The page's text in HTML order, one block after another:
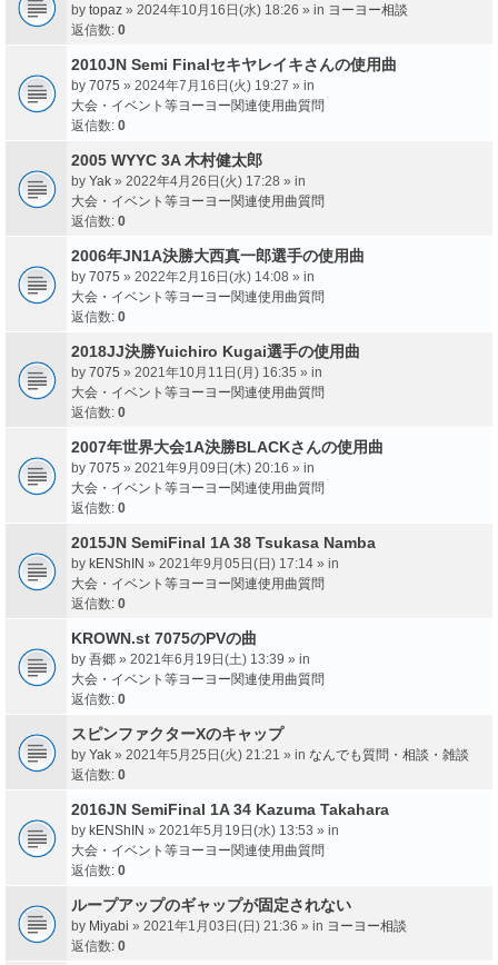
by topaz » 2024年10月16日(水) 18:26 » in ヨーヨー相談
返信数: 0
2010JN Semi Finalセキヤレイキさんの使用曲
by 7075 » 2024年7月16日(火) 19:27 » in
大会・イベント等ヨーヨー関連使用曲質問
返信数: 0
2005 WYYC 3A 木村健太郎
by Yak » 2022年4月26日(火) 17:28 » in
大会・イベント等ヨーヨー関連使用曲質問
返信数: 0
2006年JN1A決勝大西真一郎選手の使用曲
by 7075 » 2022年2月16日(水) 14:08 » in
大会・イベント等ヨーヨー関連使用曲質問
返信数: 0
2018JJ決勝Yuichiro Kugai選手の使用曲
by 7075 » 2021年10月11日(月) 16:35 » in
大会・イベント等ヨーヨー関連使用曲質問
返信数: 0
2007年世界大会1A決勝BLACKさんの使用曲
by 7075 » 2021年9月09日(木) 20:16 » in
大会・イベント等ヨーヨー関連使用曲質問
返信数: 0
2015JN SemiFinal 1A 38 Tsukasa Namba
by kENShIN » 2021年9月05日(日) 17:14 » in
大会・イベント等ヨーヨー関連使用曲質問
返信数: 0
KROWN.st 7075のPVの曲
by 吾郷 » 2021年6月19日(土) 13:39 » in
大会・イベント等ヨーヨー関連使用曲質問
返信数: 0
スピンファクターXのキャップ
by Yak » 2021年5月25日(火) 21:21 » in なんでも質問・相談・雑談
返信数: 0
2016JN SemiFinal 1A 34 Kazuma Takahara
by kENShIN » 2021年5月19日(水) 13:53 » in
大会・イベント等ヨーヨー関連使用曲質問
返信数: 0
ループアップのギャップが固定されない
by Miyabi » 2021年1月03日(日) 21:36 » in ヨーヨー相談
返信数: 0